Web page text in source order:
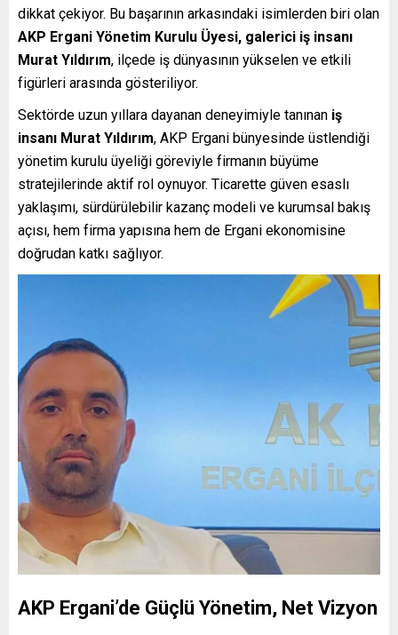
dikkat çekiyor. Bu başarının arkasındaki isimlerden biri olan
AKP Ergani Yönetim Kurulu Üyesi, galerici iş insanı
Murat Yıldırım, ilçede iş dünyasının yükselen ve etkili
figürleri arasında gösteriliyor.
Sektörde uzun yıllara dayanan deneyimiyle tanınan iş
insanı Murat Yıldırım, AKP Ergani bünyesinde üstlendiği
yönetim kurulu üyeliği göreviyle firmanın büyüme
stratejilerinde aktif rol oynuyor. Ticarette güven esaslı
yaklaşımı, sürdürülebilir kazanç modeli ve kurumsal bakış
açısı, hem firma yapısına hem de Ergani ekonomisine
doğrudan katkı sağlıyor.
AKP Ergani’de Güçlü Yönetim, Net Vizyon